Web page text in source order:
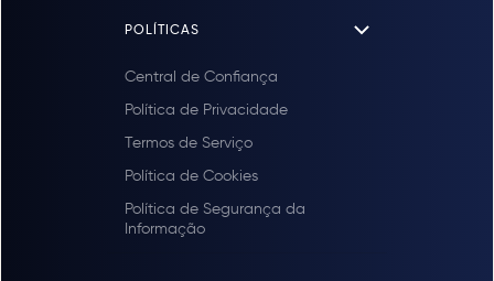
POLÍTICAS
Central de Confiança
Política de Privacidade
Termos de Serviço
Política de Cookies
Política de Segurança da
Informação